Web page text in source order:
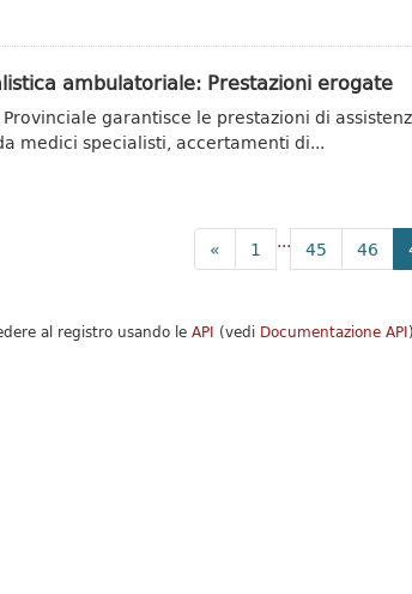
ambulatoriale: Prestazioni erogate
garantisce le prestazioni di
medici specialisti, accertamenti di...
« 1 ... 45 46
al registro usando le API (vedi Documentazione API